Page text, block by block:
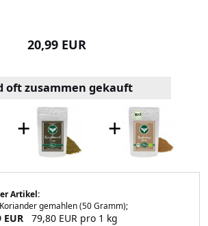
20,99 EUR
oft zusammen gekauft
+ +
Artikel:
gemahlen (50 Gramm);
EUR 79,80 EUR pro 1 kg